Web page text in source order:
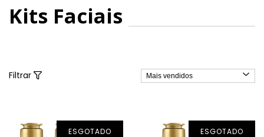
Kits Faciais
Filtrar
ESGOTADO ESGOTADO